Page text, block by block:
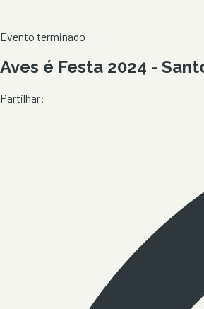
Evento terminado
Aves é Festa 2024 -
Partilhar: